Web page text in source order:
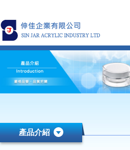
產品介紹